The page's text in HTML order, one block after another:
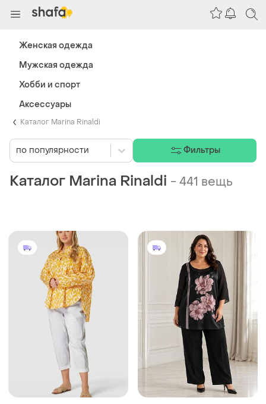
Каталог Marina Rinaldi
Каталог Marina Rinaldi -441 вещь
по популярности Фильтры
Женская одежда
Мужская одежда
Хобби и спорт
Аксессуары